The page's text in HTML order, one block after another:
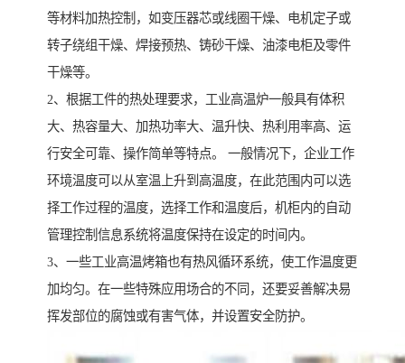
等材料加热控制，如变压器芯或线圈干燥、电机定子或
转子绕组干燥、焊接预热、铸砂干燥、油漆电柜及零件
干燥等。
2、根据工件的热处理要求，工业高温炉一般具有体积
大、热容量大、加热功率大、温升快、热利用率高、运
行安全可靠、操作简单等特点。 一般情况下，企业工作
环境温度可以从室温上升到高温度，在此范围内可以选
择工作过程的温度，选择工作和温度后，机柜内的自动
管理控制信息系统将温度保持在设定的时间内。
3、一些工业高温烤箱也有热风循环系统，使工作温度更
加均匀。在一些特殊应用场合的不同，还要妥善解决易
挥发部位的腐蚀或有害气体，并设置安全防护。